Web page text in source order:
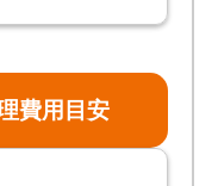
費用目安